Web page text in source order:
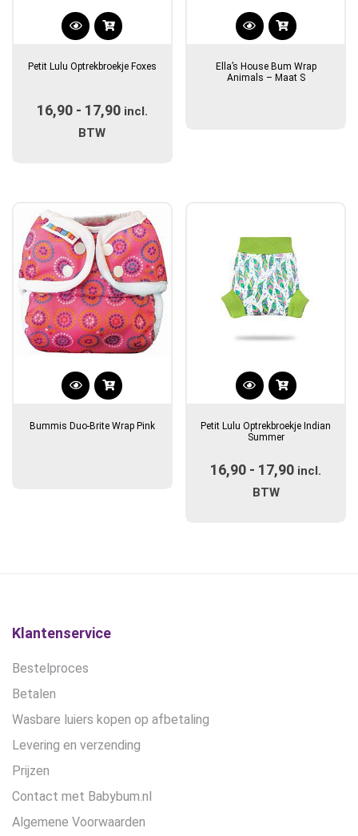
Dit
heeft
variaties.
Deze
op
de
productpagina
Petit Lulu Optrekbroekje Foxes
16,90 - 17,90Prijsklasse:
incl.
BTW
Ella’s House Bum Wrap
Animals – Maat S
Bummis Duo-Brite Wrap Pink
Dit
heeft
variaties.
Deze
Petit Lulu Optrekbroekje Indian
Summer
16,90 - 17,90 incl.
BTW
Klantenservice
Bestelproces
Betalen
Wasbare luiers kopen op afbetaling
Levering en verzending
Prijzen
Contact met Babybum.nl
Algemene Voorwaarden